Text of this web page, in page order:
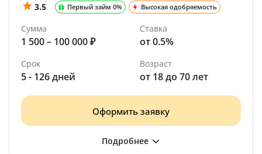
3.5 Первый займ 0% Высокая одобряемость
Сумма
1 500 – 100 000 ₽
Ставка
от 0.5%
Срок
5 - 126 дней
Возраст
от 18 до 70 лет
Оформить заявку